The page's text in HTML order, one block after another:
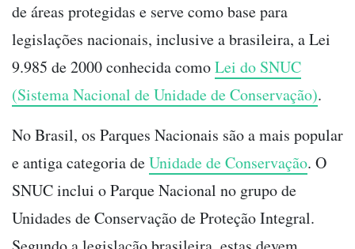
de áreas protegidas e serve como base para
legislações nacionais, inclusive a brasileira, a Lei
9.985 de 2000 conhecida comoLei do SNUC
(Sistema Nacional de Unidade de Conservação).
No Brasil, os Parques Nacionais são a mais popular
e antiga categoria deUnidade de Conservação. O
SNUC inclui o Parque Nacional no grupo de
Unidades de Conservação de Proteção Integral.